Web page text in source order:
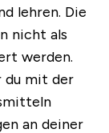
lehren. Die
nicht als
werden.
du mit der
an deiner